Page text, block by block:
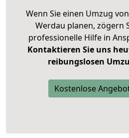
Wenn Sie einen Umzug
Werdau planen, zögern
professionelle Hilfe in
Kontaktieren Sie uns
reibungslosen
Kostenlose